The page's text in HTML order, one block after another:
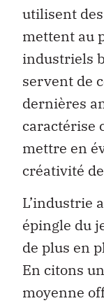
utilisent
mettent au
industriels
servent de
dernières
caractérise
mettre en
créativité
L’industrie
épingle du
de plus en
En citons
moyenne